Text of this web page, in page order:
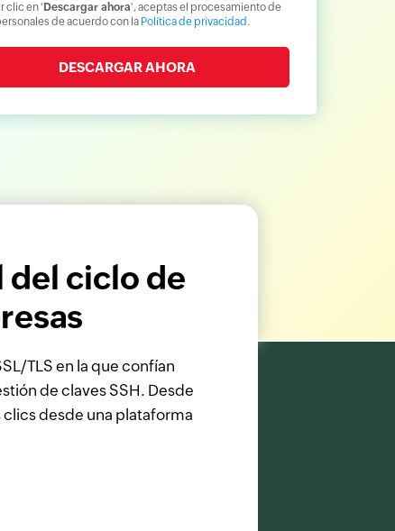
clic en ' Descargar ahora', aceptas el procesamiento de
de acuerdo con la Política de privacidad .
del ciclo de
TLS en la que confían
de claves SSH. Desde
desde una plataforma